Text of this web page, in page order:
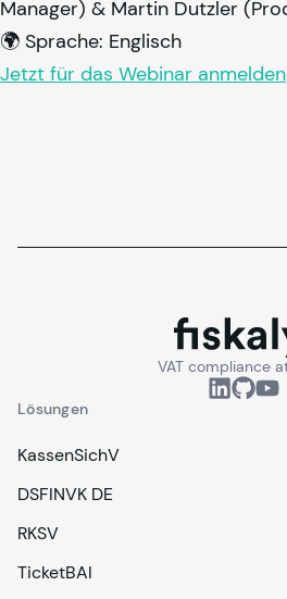
Manager) & Martin Dutzler
🌍 Sprache: Englisch
Jetzt für das Webinar anmelden
fiskaly.
VAT compliance
Lösungen
KassenSichV
DSFINVK DE
RKSV
TicketBAI